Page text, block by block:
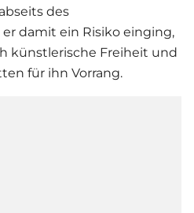
des
er damit ein Risiko einging,
künstlerische Freiheit und
für ihn Vorrang.